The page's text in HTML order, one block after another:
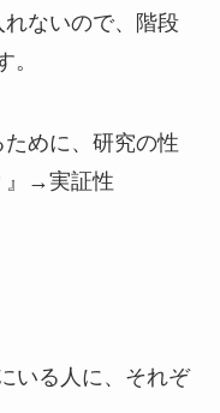
ないので、階段
。
ために、研究の性
』→実証性
いる人に、それぞ